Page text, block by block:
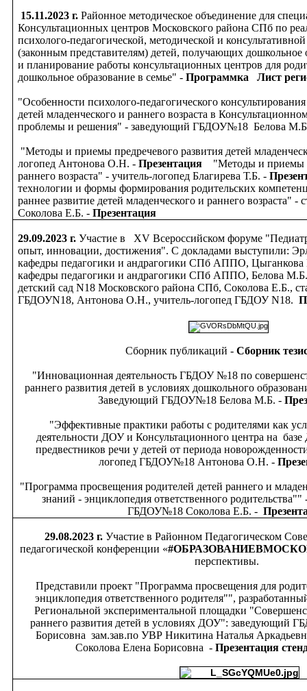
15.11.2023 г.Районное методическое объединение для
Консультационных центров Московского района СПб по
психолого-педагогической, методической и
(законным представителям) детей, получающих
и планирование работы консультационных центров для
дошкольное образование в семье" -Программка Лист
"Особенности психолого-педагогического
детей младенческого и раннего возраста в
проблемы и решения" - заведующий ГБДОУ№18 Белова
"Методы и приемы предречевого развития детей
логопед Антонова О.Н. - Презентация
"Методы и приемы
раннего возраста" - учитель-логопед Благирева Т.Б. -
технологии и формы формирования родительских
раннее развитие детей младенческого и раннего возраста" -
Соколова Е.Б. -Презентация
29.09.2023 г. Участие в XV Всероссийском форуме
опыт, инновации, достижения". С докладами выступили:
кафедры педагогики и андрагогики СПб АППО,
кафедры педагогики и андрагогики СПб АППО, Белова
детский сад N18 Московского района СПб, Соколова Е.Б.,
ГБДОУN18, Антонова О.Н., учитель-логопед ГБДОУ N18.
Сборник публикаций - Сборник
"Инновационная деятельность ГБДОУ №18 по
раннего развития детей в условиях дошкольного
Заведующий ГБДОУ№18 Белова М.Б. -
"Эффективные практики работы с родителями как
деятельности ДОУ и Консультационного центра на
предвестников речи у детей от периода
логопед ГБДОУ№18 Антонова О.Н. -
"Программа просвещения родителей детей раннего и
знаний - энциклопедия ответственного родительства""
ГБДОУ№18 Соколова Е.Б. -
29.08.2023 г. Участие в Районном Педагогическом
педагогической конференции «
перспективы.
Представили проект "Программа просвещения для
энциклопедия ответственного родителя"",
Региональной экспериментальной площадки
раннего развития детей в условиях ДОУ": заведующий
Борисовна зам.зав.по УВР Никитина Наталья
Соколова Елена Борисовна - Презентация